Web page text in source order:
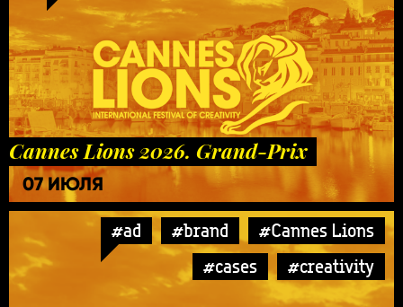
Cannes Lions 2026. Grand-Prix
07 ИЮЛЯ
#ad #brand
#Cannes Lions
#cases
#creativity